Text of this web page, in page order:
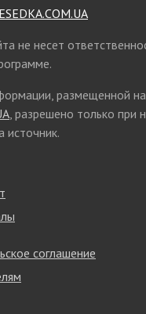
не несет
размещенной
, разрешено только при
источник.
соглашение